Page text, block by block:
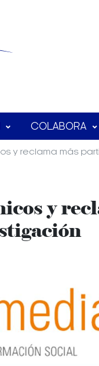
COLABORA
y reclama más
y